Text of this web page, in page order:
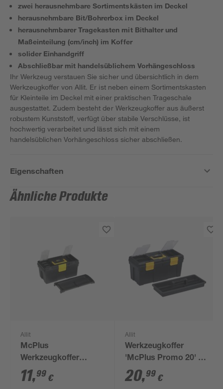
zwei herausnehmbare Sortimentskästen im Deckel
herausnehmbare Bit/Bohrerbox im Deckel
herausnehmbarer Tragekasten mit Bithalter und
Maßeinteilung (cm/inch) im Koffer
solider Einhandgriff
Abschließbar mit handelsüblichem Vorhängeschloss
Ihr Werkzeug verstauen Sie sicher und übersichtlich in dem
Werkzeugkoffer von Allit. Er ist neben einem Sortimentskasten
für Kleinteile im Deckel mit einer praktischen Trageschale
ausgestattet. Zudem besteht der Werkzeugkoffer aus äußerst
robustem Kunststoff, verfügt über stabile Verschlüsse, ist
hochwertig verarbeitet und lässt sich mit einem
handelsüblichen Vorhängeschloss sicher abschließen.
Eigenschaften
Ähnliche Produkte
Allit
McPlus
Werkzeugkoffer
'Promo 16'
schwarz/gelb 40 x 20
11,99 €
Allit
Werkzeugkoffer
'McPlus Promo 20' 51
x 24 x 24 cm
20,99 €